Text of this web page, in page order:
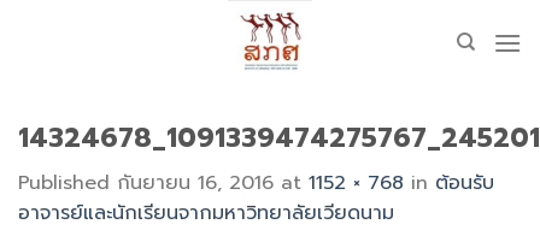
Published กันยายน 16, 2016 at 1152 × 768 in ต้อนรับ
อาจารย์และนักเรียนจากมหาวิทยาลัยเวียดนาม